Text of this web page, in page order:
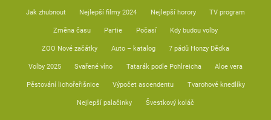
Jak zhubnout Nejlepší filmy 2024 Nejlepší horory TV program
Změna času Partie Počasí Kdy budou volby
ZOO Nové začátky Auto – katalog 7 pádů Honzy Dědka
Volby 2025 Svařené víno Tatarák podle Pohlreicha Aloe vera
Pěstování lichořeřišnice Výpočet ascendentu Tvarohové knedlíky
Nejlepší palačinky Švestkový koláč